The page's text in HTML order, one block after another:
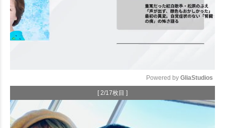
Powered by GliaStudios
[ 2/17枚目 ]